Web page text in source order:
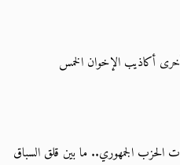
أكاذيب الإخوان الخمس
الحزب الجمهوري.. ما بين قلق السباق